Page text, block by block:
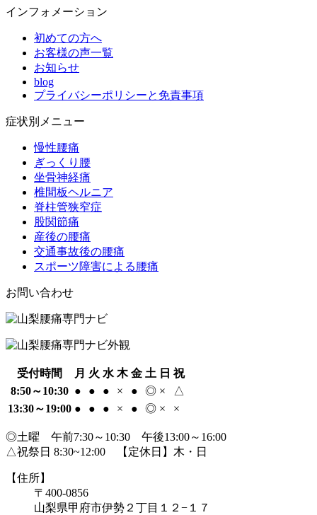
インフォメーション
初めての方へ
お客様の声一覧
お知らせ
blog
プライバシーポリシーと免責事項
症状別メニュー
慢性腰痛
ぎっくり腰
坐骨神経痛
椎間板ヘルニア
脊柱管狭窄症
股関節痛
産後の腰痛
交通事故後の腰痛
スポーツ障害による腰痛
お問い合わせ
受付時間 月 火 水 木 金 土 日 祝
8:50～10:30 ● ● ● × ● ◎ ×
△
13:30～19:00 ● ● ● × ● ◎ × ×
◎土曜 午前7:30～10:30 午後13:00～16:00
△祝祭日 8:30~12:00 【定休日】木・日
【住所】
〒400-0856
山梨県甲府市伊勢２丁目１２−１７